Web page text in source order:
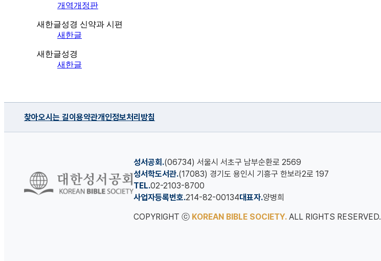
개역개정판
새한글성경 신약과 시편
새한글
새한글성경
새한글
찾아오시는 길이용약관개인정보처리방침
성서공회.(06734) 서울시 서초구 남부순환로 2569
성서학도서관.(17083) 경기도 용인시 기흥구 한보라2로 197
TEL.02-2103-8700
사업자등록번호.214-82-00134대표자.양병희
COPYRIGHT ⓒ KOREAN BIBLE SOCIETY. ALL RIGHTS RESERVED.